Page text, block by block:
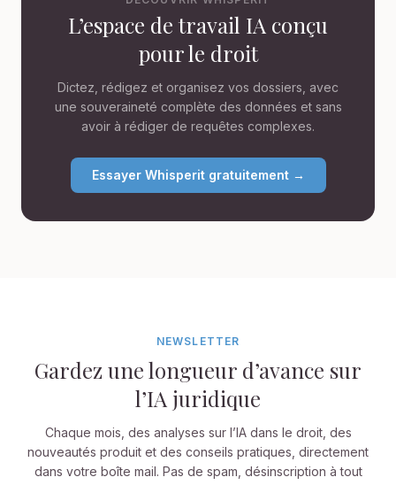
L’espace de travail IA conçu
pour le droit
Dictez, rédigez et organisez vos dossiers, avec
une souveraineté complète des données et sans
avoir à rédiger de requêtes complexes.
Essayer Whisperit gratuitement →
NEWSLETTER
Gardez une longueur d’avance sur
l’IA juridique
Chaque mois, des analyses sur l’IA dans le droit, des
nouveautés produit et des conseils pratiques, directement
dans votre boîte mail. Pas de spam, désinscription à tout